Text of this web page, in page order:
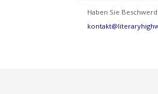
Haben Sie